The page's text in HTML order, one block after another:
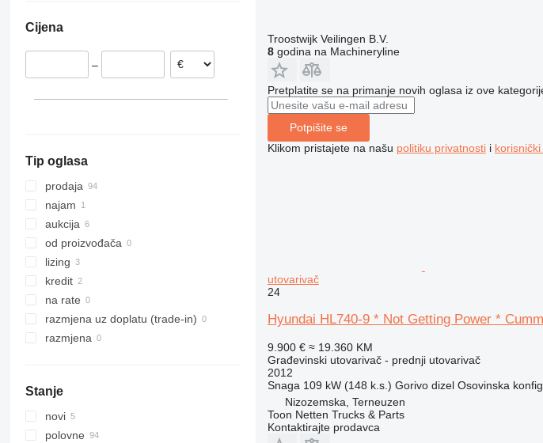
907
908
926
928
930
931
936
938
941
943
950
953
962
963
966
535
550
5080
9080
T-series
Italija
Danska
Ukrajina
Cijena
–
Tip oglasa
prodaja
najam
aukcija
od proizvođača
lizing
kredit
na rate
razmjena uz doplatu (trade-in)
razmjena
Stanje
novi
polovne
Troostwijk Veilingen B.V.
8godina na Machineryline
Pretplatite se na primanje novih oglasa iz ove
Potpišite se
Klikom pristajete na našu politiku privatnostii
utovarivač
24
Hyundai HL740-9 * Not Getting Power *
9.900 € ≈ 19.360 KM
Građevinski utovarivač - prednji utovarivač
2012
Snaga 109 kW (148 k.s.) Gorivo dizel Osovinska
Nizozemska, Terneuzen
Toon Netten Trucks & Parts
Kontaktirajte prodavca